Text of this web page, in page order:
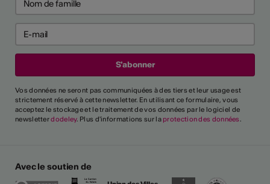
Vos données ne seront pas communiquées à des tiers et leur usage est
strictement réservé à cette newsletter. En utilisant ce formulaire, vous
acceptez le stockage et le traitement de vos données par le logiciel de
newsletterdodeley. Plus d'informations sur la protection des données.
Avec le soutien de